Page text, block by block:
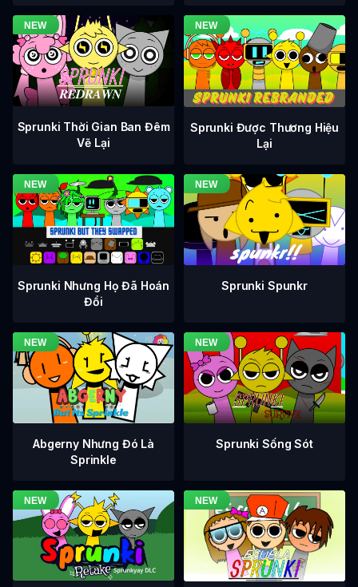
Sprunki Thời Gian Ban Đêm
Vẽ Lại
Sprunki Được Thương Hiệu
Lại
Sprunki Nhưng Họ Đã Hoán
Đổi
Sprunki Spunkr
Abgerny Nhưng Đó Là
Sprinkle
Sprunki Sống Sót